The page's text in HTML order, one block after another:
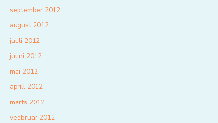
september 2012
august 2012
juuli 2012
juuni 2012
mai 2012
aprill 2012
märts 2012
veebruar 2012